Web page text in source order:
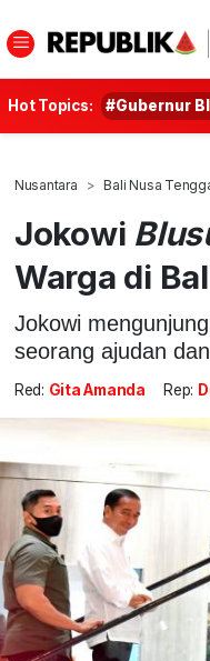
Hot Topics: #Gubernur
Nusantara Bali Nusa
Jokowi
Warga di
Jokowi
seorang ajudan
Red: Gita Amanda Rep: